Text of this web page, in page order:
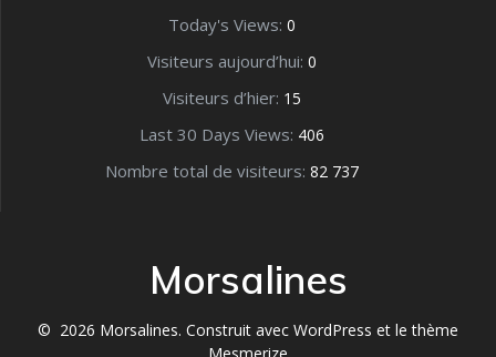
Today's Views: 0
Visiteurs aujourd’hui: 0
Visiteurs d’hier: 15
Last 30 Days Views: 406
Nombre total de visiteurs: 82 737
Morsalines
© 2026 Morsalines. Construit avec WordPress et lethème